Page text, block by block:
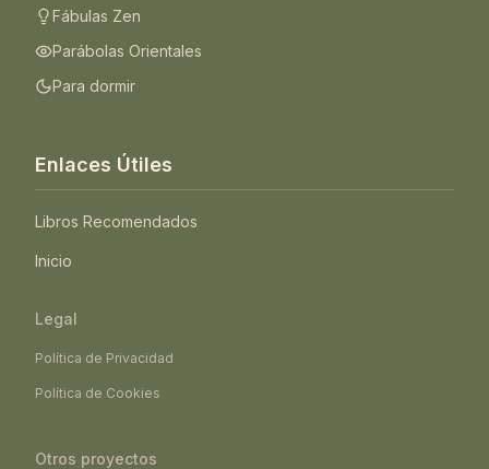
Fábulas Zen
Parábolas Orientales
Para dormir
Enlaces Útiles
Libros Recomendados
Inicio
Legal
Política de Privacidad
Política de Cookies
Otros proyectos